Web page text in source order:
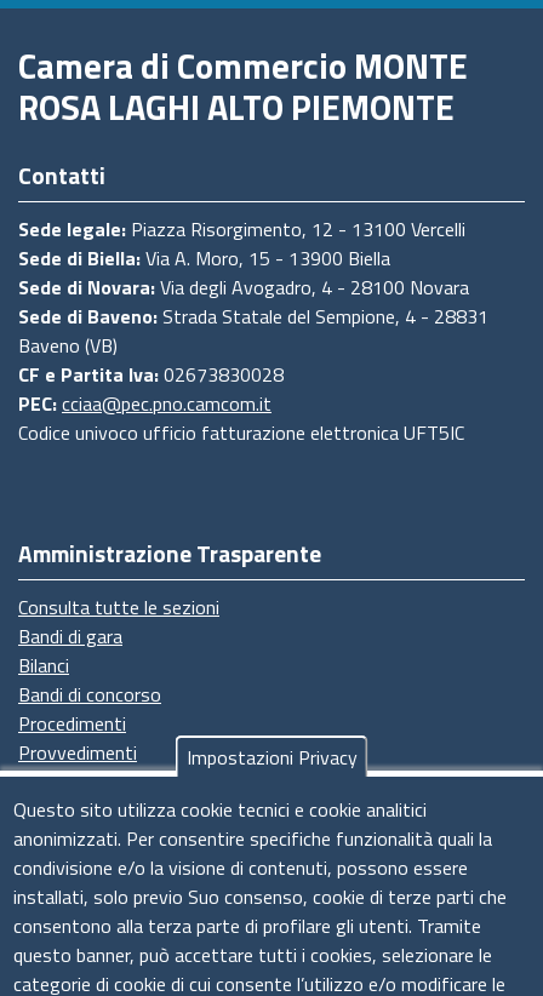
Camera di Commercio MONTE
ROSA LAGHI ALTO PIEMONTE
Contatti
Sede legale: Piazza Risorgimento, 12 - 13100 Vercelli
Sede di Biella:Via A. Moro, 15 - 13900 Biella
Sede di Novara:Via degli Avogadro, 4 - 28100 Novara
Sede di Baveno:Strada Statale del Sempione, 4 - 28831
Baveno (VB)
CF e Partita Iva:02673830028
PEC:cciaa@pec.pno.camcom.it
Codice univoco ufficio fatturazione elettronica UFT5IC
Amministrazione Trasparente
Consulta tutte le sezioni
Bandi di gara
Bilanci
Bandi di concorso
Procedimenti
Provvedimenti
Seguici su
Il sistema camerale
Impostazioni Privacy
Questo sito utilizza cookie tecnici e cookie analitici
anonimizzati. Per consentire specifiche funzionalità quali la
condivisione e/o la visione di contenuti, possono essere
installati, solo previo Suo consenso, cookie di terze parti che
consentono alla terza parte di profilare gli utenti. Tramite
questo banner, può accettare tutti i cookies, selezionare le
categorie di cookie di cui consente l’utilizzo e/o modificare le